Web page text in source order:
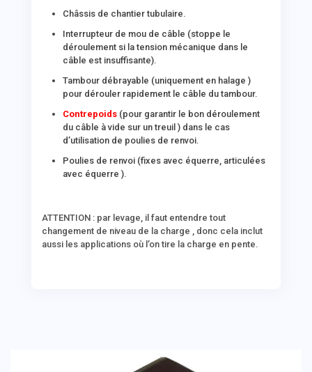
Châssis de chantier tubulaire.
Interrupteur de mou de câble (stoppe le
déroulement si la tension mécanique dans le
câble est insuffisante).
Tambour débrayable (uniquement en halage )
pour dérouler rapidement le câble du tambour.
Contrepoids (pour garantir le bon déroulement
du câble à vide sur un treuil ) dans le cas
d’utilisation de poulies de renvoi.
Poulies de renvoi (fixes avec équerre, articulées
avec équerre ).
ATTENTION : par levage, il faut entendre tout
changement de niveau de la charge , donc cela inclut
aussi les applications où l’on tire la charge en pente.